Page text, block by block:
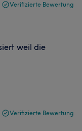
Verifizierte Bewertung
weil die
Verifizierte Bewertung